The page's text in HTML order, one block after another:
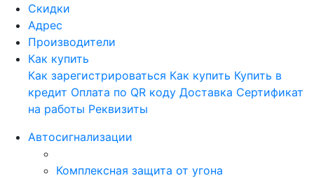
Скидки
Адрес
Производители
Как купить
Как зарегистрироваться Как купить Купить в
кредит Оплата по QR коду Доставка Сертификат
на работы Реквизиты
Автосигнализации
Комплексная защита от угона